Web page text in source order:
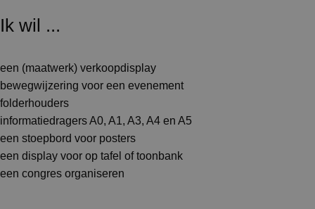
Ik wil ...
een (maatwerk) verkoopdisplay
bewegwijzering voor een evenement
folderhouders
informatiedragers A0, A1, A3, A4 en A5
een stoepbord voor posters
een display voor op tafel of toonbank
een congres organiseren